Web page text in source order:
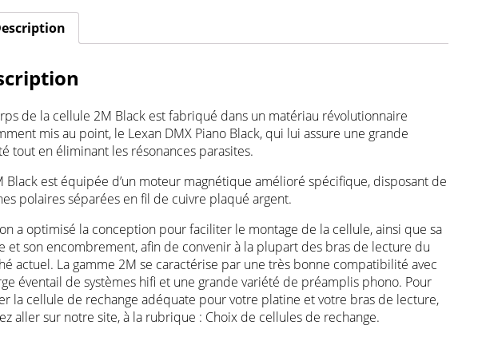
de la cellule 2M Black est fabriqué dans un matériau révolutionnaire
mis au point, le Lexan DMX Piano Black, qui lui assure une grande
tout en éliminant les résonances parasites.
Black est équipée d’un moteur magnétique amélioré spécifique, disposant de
polaires séparées en fil de cuivre plaqué argent.
a optimisé la conception pour faciliter le montage de la cellule, ainsi que sa
et son encombrement, afin de convenir à la plupart des bras de lecture du
actuel. La gamme 2M se caractérise par une très bonne compatibilité avec
éventail de systèmes hifi et une grande variété de préamplis phono. Pour
la cellule de rechange adéquate pour votre platine et votre bras de lecture,
aller sur notre site, à la rubrique : Choix de cellules de rechange.